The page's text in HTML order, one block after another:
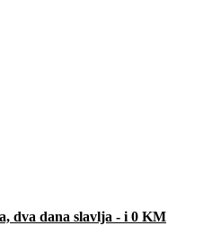
dva dana slavlja - i 0 KM